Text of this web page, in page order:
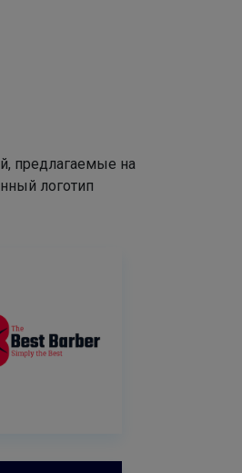
предлагаемые на
логотип